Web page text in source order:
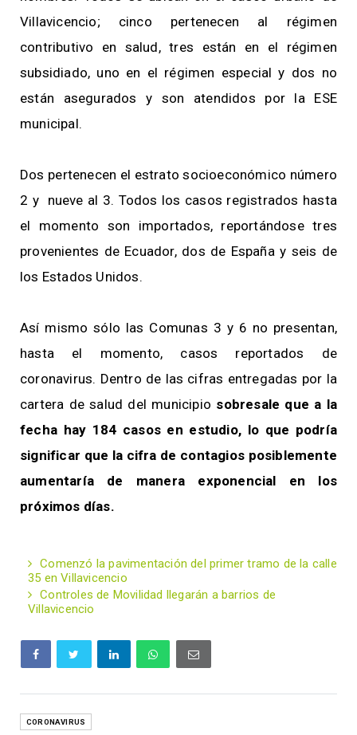
Villavicencio; cinco pertenecen al régimen
contributivo en salud, tres están en el régimen
subsidiado, uno en el régimen especial y dos no
están asegurados y son atendidos por la ESE
municipal.
Dos pertenecen el estrato socioeconómico número
2 y nueve al 3. Todos los casos registrados hasta
el momento son importados, reportándose tres
provenientes de Ecuador, dos de España y seis de
los Estados Unidos.
Así mismo sólo las Comunas 3 y 6 no presentan,
hasta el momento, casos reportados de
coronavirus. Dentro de las cifras entregadas por la
cartera de salud del municipio sobresale que a la
fecha hay 184 casos en estudio, lo que podría
significar que la cifra de contagios posiblemente
aumentaría de manera exponencial en los
próximos días.
Comenzó la pavimentación del primer tramo de la calle
35 en Villavicencio
Controles de Movilidad llegarán a barrios de
Villavicencio
CORONAVIRUS